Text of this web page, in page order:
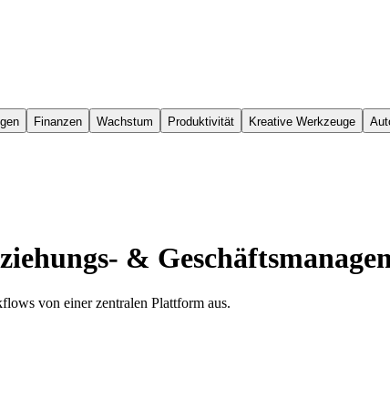
Finanzen Wachstum Produktivität Kreative Werkzeuge
&
von einer zentralen Plattform aus.